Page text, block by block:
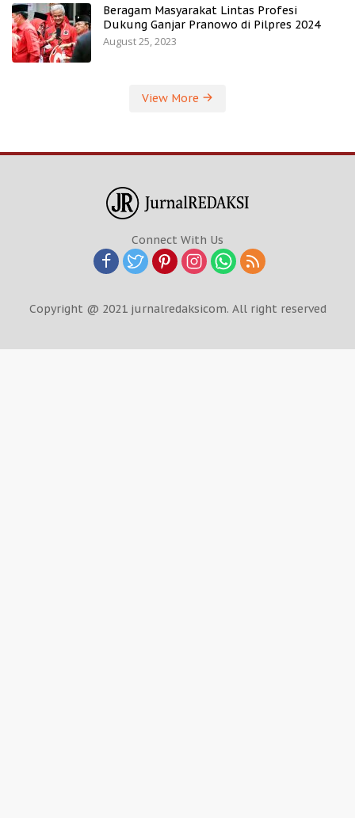
Beragam Masyarakat Lintas Profesi
Dukung Ganjar Pranowo di Pilpres 2024
August 25, 2023
View More
Connect With Us
Copyright @ 2021 jurnalredaksicom. All right reserved